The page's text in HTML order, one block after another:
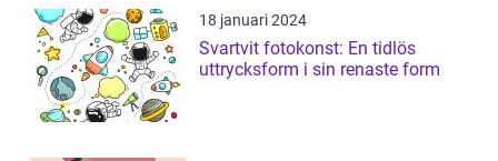
18 januari 2024
Svartvit fotokonst: En tidlös
uttrycksform i sin renaste form